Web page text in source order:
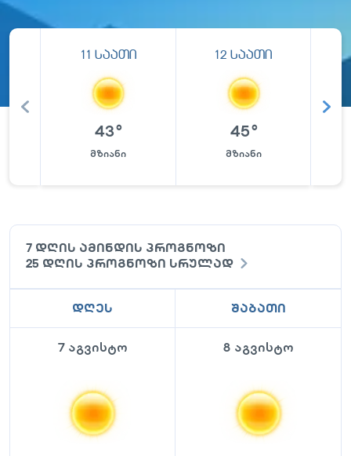
11 საათი
43°
მზიანი
12 საათი
45°
მზიანი
7 დღის ამინდის პროგნოზი
25 დღის პროგნოზი სრულად
დღეს
7 აგვისტო
შაბათი
8 აგვისტო